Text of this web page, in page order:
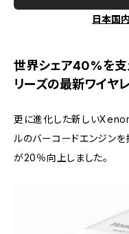
日本国
世界シェア40%を支
リーズの最新ワイヤ
更に進化した新しい
ルのバーコードエンジン
が20％向上しました。